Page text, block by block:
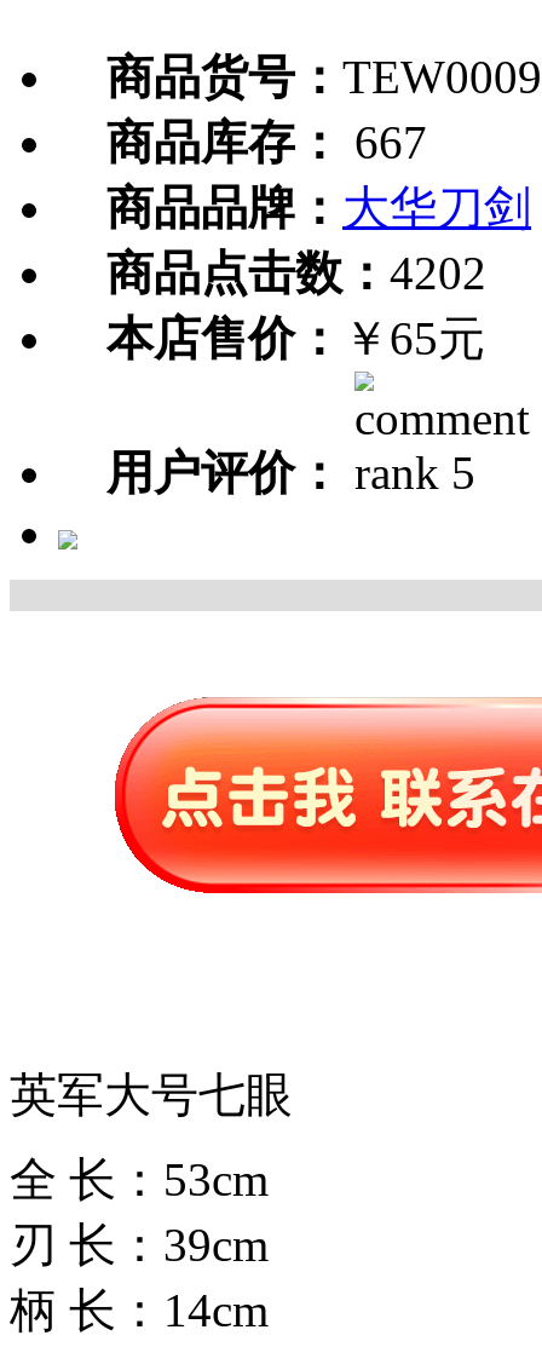
商品货号：
商品库存：
667
商品品牌： 大华刀剑
商品点击数： 4202
本店售价： ￥65元
用户评价：
英军大号七眼
全 长：53cm
刃 长：39cm
柄 长：14cm